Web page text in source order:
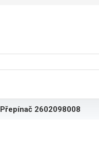
Přepínač 2602098008